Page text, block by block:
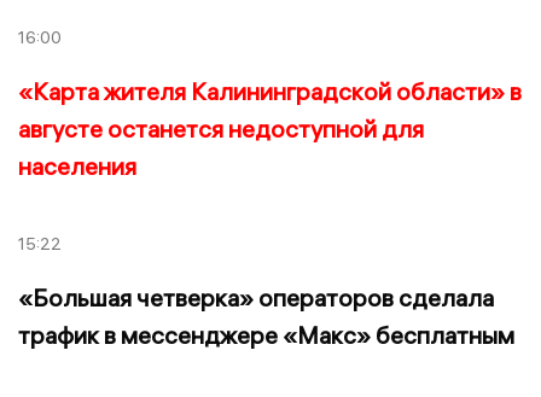
16:00
«Карта жителя Калининградской области» в
августе останется недоступной для
населения
15:22
«Большая четверка» операторов сделала
трафик в мессенджере «Макс» бесплатным